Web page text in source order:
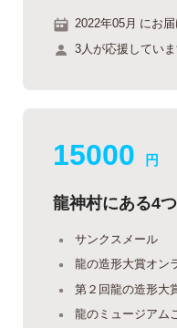
2022年05月 にお届
3人が応援していま
15000 円
龍神村にある4
サンクスメール
龍の造形大賞オン
第２回龍の造形大
龍のミュージアム